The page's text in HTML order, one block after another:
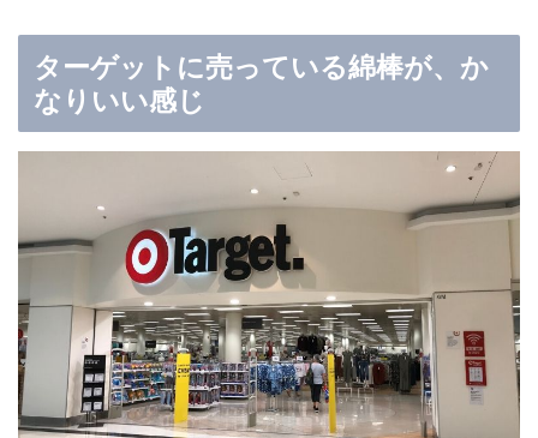
ターゲットに売っている綿棒が、か
なりいい感じ